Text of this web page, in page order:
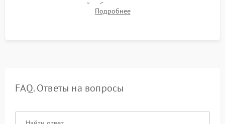
времени автономной работы, температурного режима и
корректности формы выходного сигнала.
Подробнее
FAQ. Ответы на вопросы